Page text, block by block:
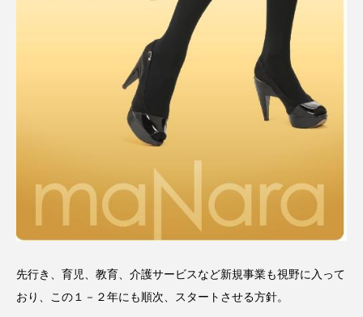
バイオミメティック
バリア機能 ハロウィ
ハロウィン後スキンケア
ハロウィン翌日 肌リセット ヒアルロン酸
ビタミンC誘導体
ファスティング フィトレチノール
プチ断食 ブルーオーシャン
フレグランス 冬 プロンプト ヘアケア
先行き、育児、教育、介護サービスなど新規事業も視野に入って
おり、この１－２年にも順次、スタートさせる方針。